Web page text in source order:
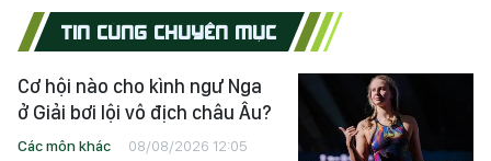
TIN CÙNG CHUYÊN MỤC
Cơ hội nào cho kình ngư Nga
ở Giải bơi lội vô địch châu Âu?
Các môn khác 08/08/2026 12:05